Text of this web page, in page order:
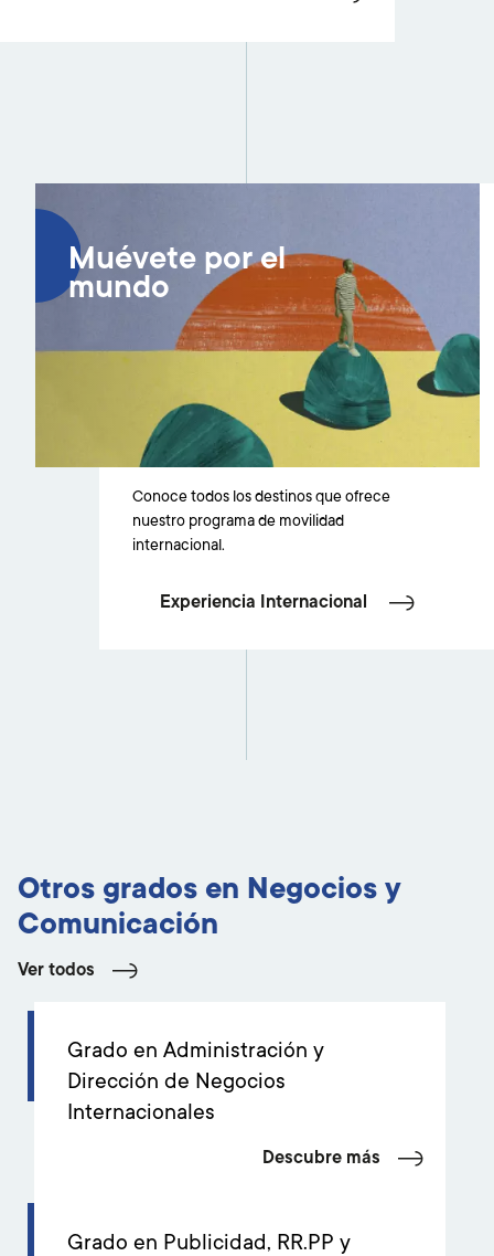
Muévete por el
mundo
Conoce todos los destinos que ofrece
nuestro programa de movilidad
internacional.
Experiencia Internacional
Otros grados en Negocios y
Comunicación
Ver todos
Grado en Administración y
Dirección de Negocios
Internacionales
Descubre más
Grado en Publicidad, RR.PP y